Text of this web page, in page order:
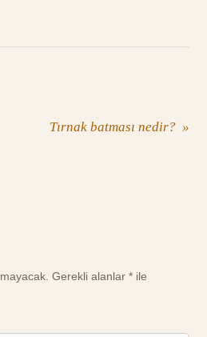
Tırnak batması nedir? »
Gerekli alanlar* ile